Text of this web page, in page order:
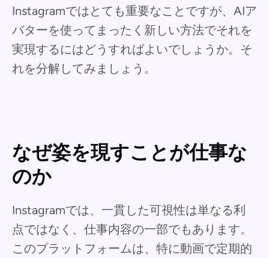
Instagramではとても重要なことですが、AIア
バターを使ってまったく新しい方法でそれを
実現するにはどうすればよいでしょうか。そ
れを分解してみましょう。
なぜ姿を現すことが仕事な
のか
Instagramでは、一貫した可視性は単なる利
点ではなく、仕事内容の一部でもあります。
このプラットフォームは、特に動画で定期的